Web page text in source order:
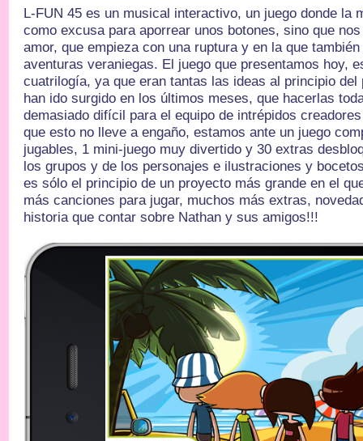
L-FUN 45 es un musical interactivo, un juego donde la
como excusa para aporrear unos botones, sino que
amor, que empieza con una ruptura y en la que
aventuras veraniegas. El juego que presentamos hoy,
cuatrilogía, ya que eran tantas las ideas al principio
han ido surgido en los últimos meses, que hacerlas
demasiado difícil para el equipo de intrépidos
que esto no lleve a engaño, estamos ante un juego
jugables, 1 mini-juego muy divertido y 30 extras
los grupos y de los personajes e ilustraciones y
es sólo el principio de un proyecto más grande en el
más canciones para jugar, muchos más extras,
historia que contar sobre Nathan y sus amigos!!!